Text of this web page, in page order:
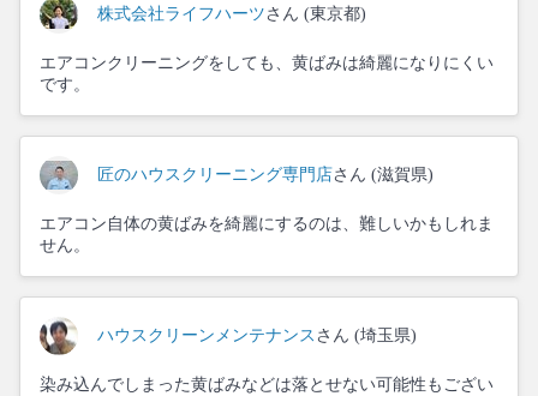
株式会社ライフハーツ さん (東京都)
エアコンクリーニングをしても、黄ばみは綺麗になりにくい
です。
匠のハウスクリーニング専門店さん (滋賀県)
エアコン自体の黄ばみを綺麗にするのは、難しいかもしれま
せん。
ハウスクリーンメンテナンス さん (埼玉県)
染み込んでしまった黄ばみなどは落とせない可能性もござい